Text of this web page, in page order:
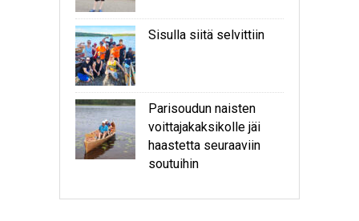
Sisulla siitä selvittiin
Parisoudun naisten
voittajakaksikolle jäi
haastetta seuraaviin
soutuihin